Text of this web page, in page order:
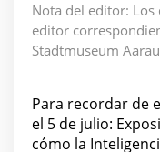
Nota del editor: Los
editor
Stadtmuseum Aarau
Para recordar de
el 5 de julio:
cómo la